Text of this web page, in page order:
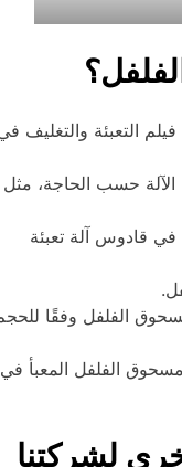
التعبئة والتغليف في
حسب الحاجة، مثل
آلة تعبئة
الفلفل وفقًا للحجم
الفلفل المعبأ في
لشركتنا